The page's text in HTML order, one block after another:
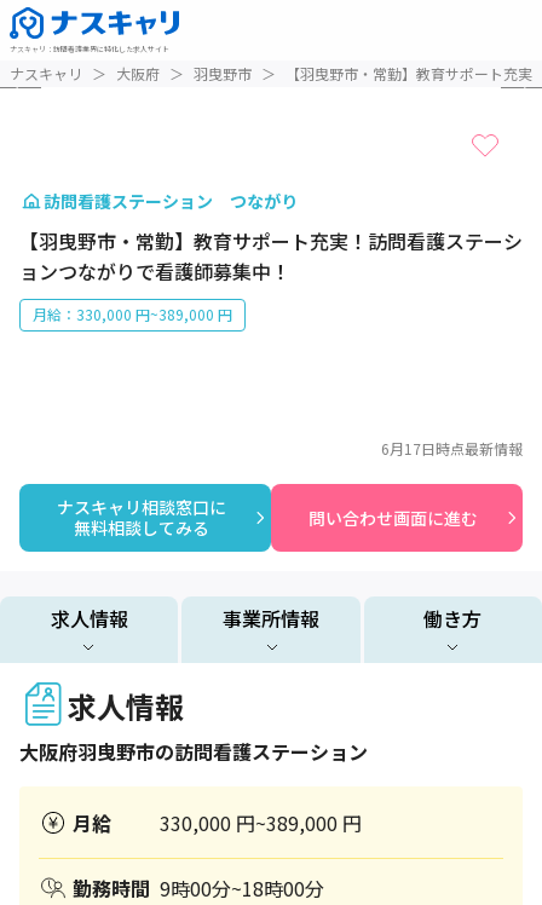
ナスキャリ ： 訪問看護業界に特化した求人サイト
ナスキャリ ＞ 大阪府 ＞ 羽曳野市 ＞ 【羽曳野市・常勤】教育サポート充
訪問看護ステーション つながり
【羽曳野市・常勤】教育サポート充実！訪問看護ステーシ
ョンつながりで看護師募集中！
月給：330,000 円~389,000 円
ナスキャリ相談窓口に
無料相談してみる
問い合わせ画面に進む
6月17日時点最新情報
求人情報 事業所情報 働き方
求人情報
大阪府羽曳野市の訪問看護ステーション
月給 330,000 円~389,000 円
勤務時間 9時00分~18時00分